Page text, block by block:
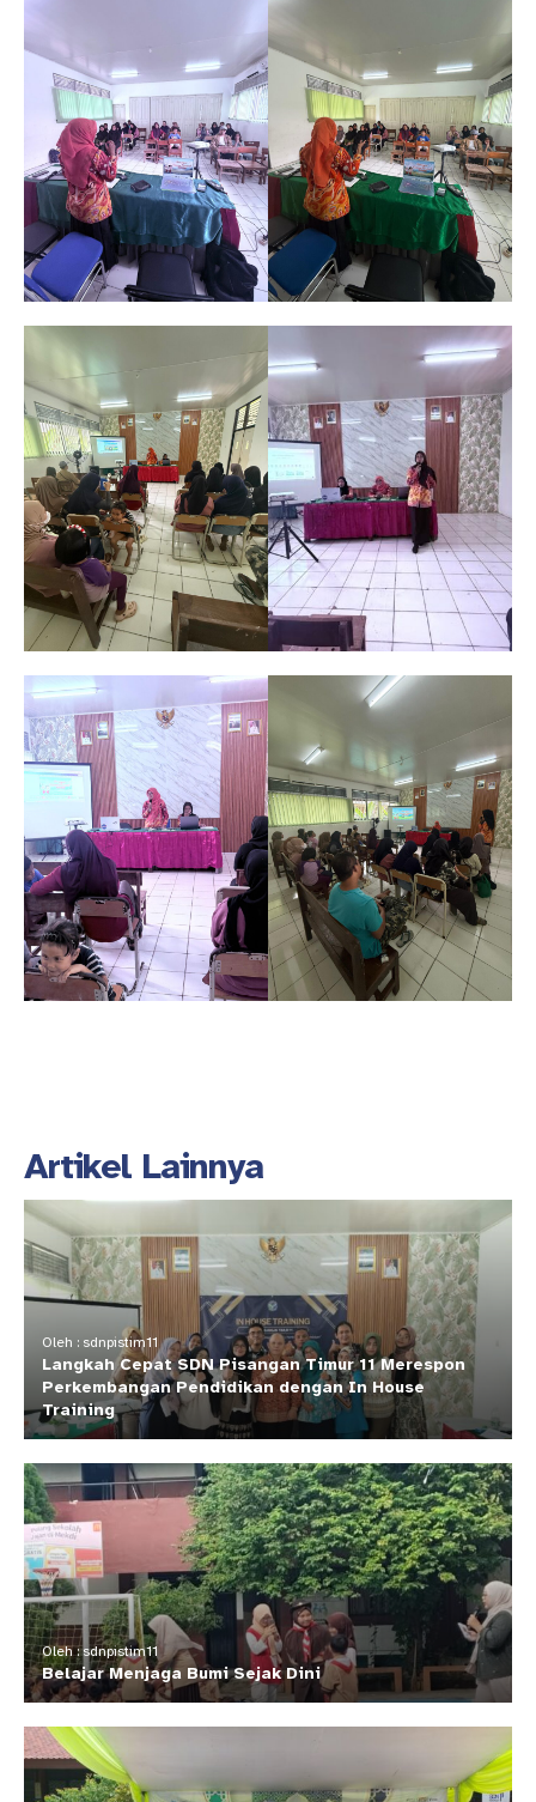
Artikel Lainnya
Oleh : sdnpistim11
Langkah Cepat SDN Pisangan Timur 11 Merespon
Perkembangan Pendidikan dengan In House
Training
Oleh : sdnpistim11
Belajar Menjaga Bumi Sejak Dini